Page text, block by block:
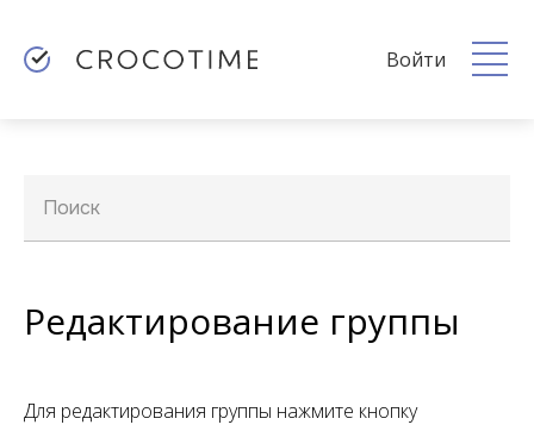
Войти
Поиск
Редактирование группы
Для редактирования группы нажмите кнопку